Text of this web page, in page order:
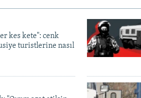
kes kete": cenk
turistlerine nasıl